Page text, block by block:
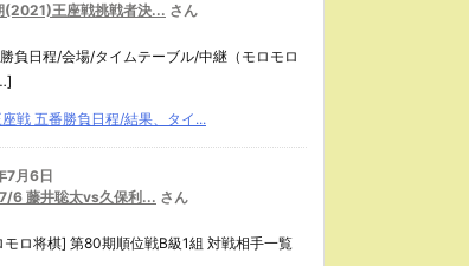
(2021)王座戦挑戦者決... さん
負日程/会場/タイムテーブル/中継（モロモロ
戦 五番勝負日程/結果、タイ...
7月6日
6 藤井聡太vs久保利... さん
ロ将棋] 第80期順位戦B級1組 対戦相手一覧